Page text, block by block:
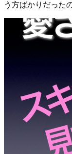
う方ばかりだった